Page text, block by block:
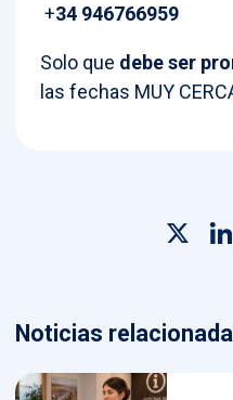
X
+34 946766959
Solo que debe ser
las fechas MUY
Noticias